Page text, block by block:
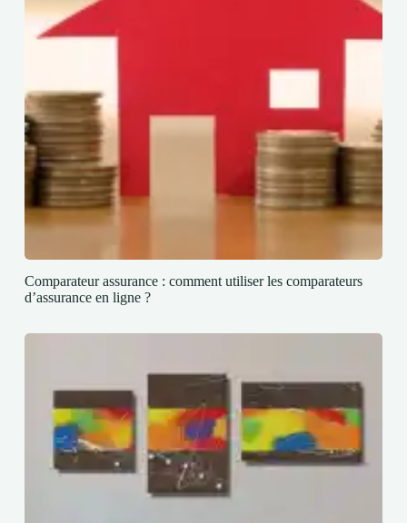
Comparateur assurance : comment utiliser les comparateurs
d’assurance en ligne ?